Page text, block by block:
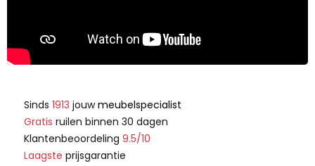
Sinds 1913 jouwmeubelspecialist
Gratis ruilen binnen 30 dagen
Klantenbeoordeling 9.5/10
Laagste prijsgarantie